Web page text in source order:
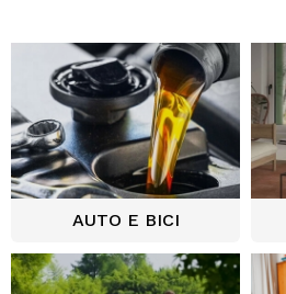
AUTO E BICI